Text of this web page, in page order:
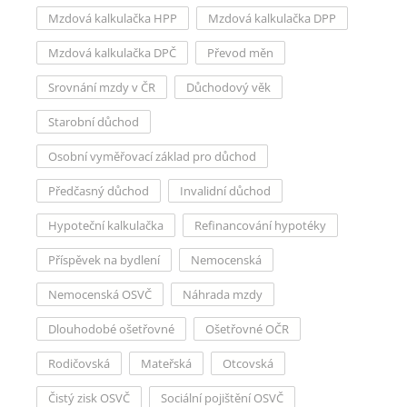
Mzdová kalkulačka HPP Mzdová kalkulačka DPP
Mzdová kalkulačka DPČ Převod měn
Srovnání mzdy v ČR Důchodový věk
Starobní důchod
Osobní vyměřovací základ pro důchod
Předčasný důchod Invalidní důchod
Hypoteční kalkulačka Refinancování hypotéky
Příspěvek na bydlení Nemocenská
Nemocenská OSVČ Náhrada mzdy
Dlouhodobé ošetřovné Ošetřovné OČR
Rodičovská Mateřská Otcovská
Čistý zisk OSVČ Sociální pojištění OSVČ